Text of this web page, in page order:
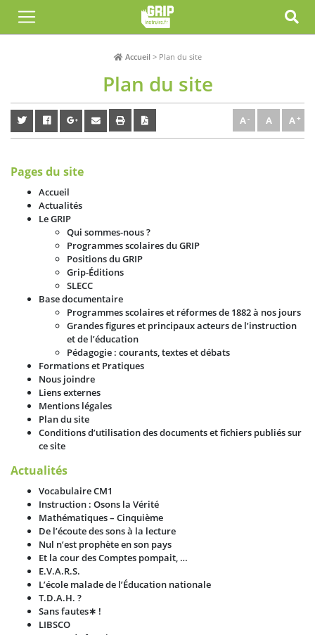
Accueil > Plan du site
Plan du site
A A A
Pages du site
Accueil
Actualités
Le GRIP
Qui sommes-nous ?
Programmes scolaires du GRIP
Positions du GRIP
Grip-Éditions
SLECC
Base documentaire
Programmes scolaires et réformes de 1882 à nos jours
Grandes figures et principaux acteurs de l’instruction
et de l’éducation
Pédagogie : courants, textes et débats
Formations et Pratiques
Nous joindre
Liens externes
Mentions légales
Plan du site
Conditions d’utilisation des documents et fichiers publiés sur
ce site
Actualités
Vocabulaire CM1
Instruction : Osons la Vérité
Mathématiques – Cinquième
De l’écoute des sons à la lecture
Nul n’est prophète en son pays
Et la cour des Comptes pompait, …
E.V.A.R.S.
L’école malade de l’Éducation nationale
T.D.A.H. ?
Sans fautes∗ !
LIBSCO